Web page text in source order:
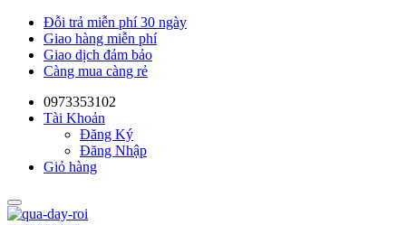
Đỗi trả miễn phí 30 ngày
Giao hàng miễn phí
Giao dịch đảm bảo
Càng mua càng rẻ
0973353102
Tài Khoản
Đăng Ký
Đăng Nhập
Giỏ hàng